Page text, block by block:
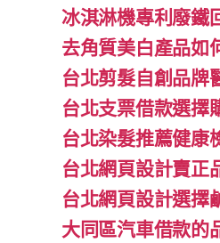
冰淇淋機專利廢鐵
去角質美白產品如
台北剪髮自創品牌
台北支票借款選擇
台北染髮推薦健康
台北網頁設計賣正
台北網頁設計選擇
大同區汽車借款的